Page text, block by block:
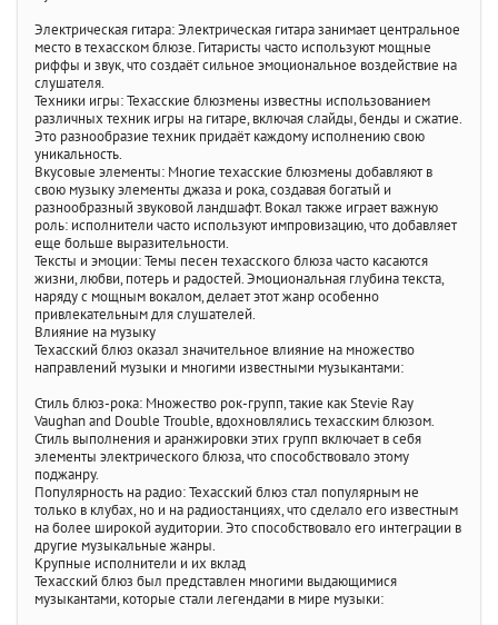
Электрическая гитара: Электрическая гитара занимает центральное
место в техасском блюзе. Гитаристы часто используют мощные
риффы и звук, что создаёт сильное эмоциональное воздействие на
слушателя.
Техники игры: Техасские блюзмены известны использованием
различных техник игры на гитаре, включая слайды, бенды и сжатие.
Это разнообразие техник придаёт каждому исполнению свою
уникальность.
Вкусовые элементы: Многие техасские блюзмены добавляют в
свою музыку элементы джаза и рока, создавая богатый и
разнообразный звуковой ландшафт. Вокал также играет важную
роль: исполнители часто используют импровизацию, что добавляет
еще больше выразительности.
Тексты и эмоции: Темы песен техасского блюза часто касаются
жизни, любви, потерь и радостей. Эмоциональная глубина текста,
наряду с мощным вокалом, делает этот жанр особенно
привлекательным для слушателей.
Влияние на музыку
Техасский блюз оказал значительное влияние на множество
направлений музыки и многими известными музыкантами:
Стиль блюз-рока: Множество рок-групп, такие как Stevie Ray
Vaughan and Double Trouble, вдохновлялись техасским блюзом.
Стиль выполнения и аранжировки этих групп включает в себя
элементы электрического блюза, что способствовало этому
поджанру.
Популярность на радио: Техасский блюз стал популярным не
только в клубах, но и на радиостанциях, что сделало его известным
на более широкой аудитории. Это способствовало его интеграции в
другие музыкальные жанры.
Крупные исполнители и их вклад
Техасский блюз был представлен многими выдающимися
музыкантами, которые стали легендами в мире музыки: